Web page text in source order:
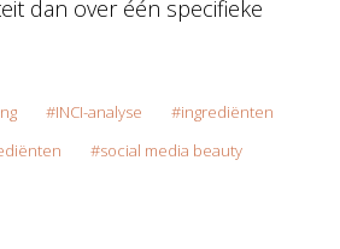
dan over één specifieke
INCI-analyse
ingrediënten
social media beauty